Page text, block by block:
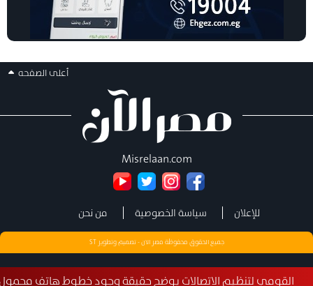
لتنظيم الاتصالات يوضح حقيقة وجود خطوط هاتف محمول مسجلة
أعلى الصفحه
Misrelaan.com
للإعلان سياسة الخصوصية من نحن
جميع الحقوق محفوظة مصر الان - تصميم وتطويرST